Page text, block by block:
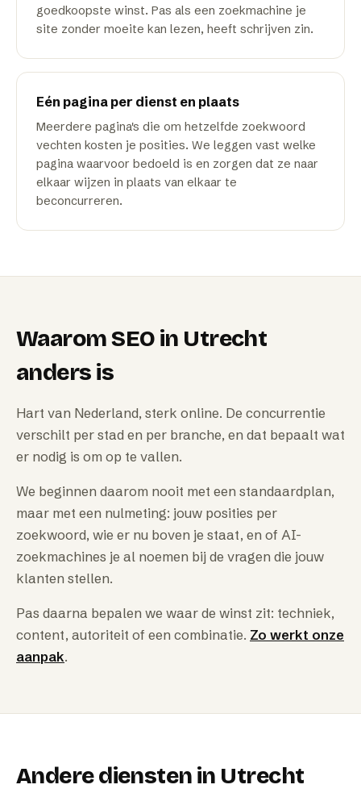
goedkoopste winst. Pas als een zoekmachine je
site zonder moeite kan lezen, heeft schrijven zin.
Eén pagina per dienst en plaats
Meerdere pagina's die om hetzelfde zoekwoord
vechten kosten je posities. We leggen vast welke
pagina waarvoor bedoeld is en zorgen dat ze naar
elkaar wijzen in plaats van elkaar te
beconcurreren.
WaaromSEO in Utrecht
anders is
Hart van Nederland, sterk online. De concurrentie
verschilt per stad en per branche, en dat bepaalt wat
er nodig is om op te vallen.
We beginnen daarom nooit met een standaardplan,
maar met een nulmeting: jouw posities per
zoekwoord, wie er nu boven je staat, en of AI-
zoekmachines je al noemen bij de vragen die jouw
klanten stellen.
Pas daarna bepalen we waar de winst zit: techniek,
content, autoriteit of een combinatie. Zo werkt onze
aanpak.
Andere diensten in Utrecht